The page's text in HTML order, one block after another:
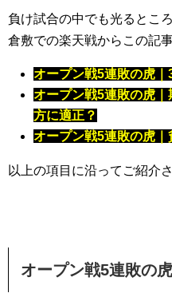
負け試合の中でも光るとこ
倉敷での楽天戦からこの記事
オープン戦5連敗の虎｜
オープン戦5連敗の虎
方に適正？
オープン戦5連敗の虎｜
以上の項目に沿ってご紹介
オープン戦5連敗の